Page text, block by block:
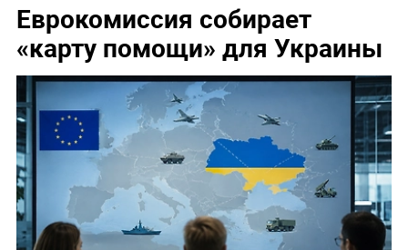
Еврокомиссия собирает
«карту помощи» для Украины